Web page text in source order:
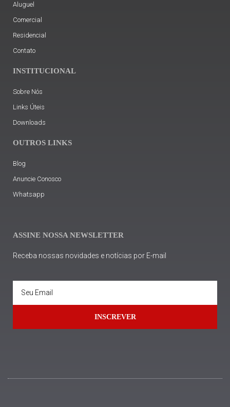
Aluguel
Comercial
Residencial
Contato
INSTITUCIONAL
Sobre Nós
Links Úteis
Downloads
OUTROS LINKS
Blog
Anuncie Conosco
Whatsapp
ASSINE NOSSA NEWSLETTER
Receba nossas novidades e notícias por E-mail
INSCREVER